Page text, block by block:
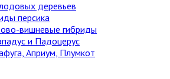
деревьев
персика
вишневые гибриды
и Падоцерус
Априум, Плумкот